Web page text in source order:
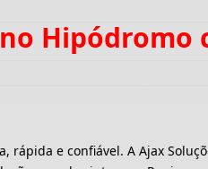
e confiável. A Ajax